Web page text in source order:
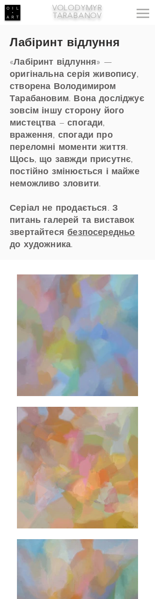
VOLODYMYR
TARABANOV
Лабіринт відлуння
«Лабіринт відлуння» —
оригінальна серія живопису,
створена Володимиром
Тарабановим. Вона досліджує
зовсім іншу сторону його
мистецтва – спогади,
враження, спогади про
переломні моменти життя.
Щось, що завжди присутнє,
постійно змінюється і майже
неможливо зловити.
Серіал не продається. З
питань галерей та виставок
звертайтесябезпосередньо
до художника.